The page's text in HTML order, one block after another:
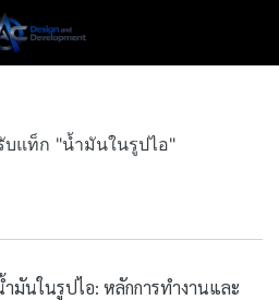
บแท็ก "น้ำมันในรูปไอ"
มันในรูปไอ: หลักการทำงานและ